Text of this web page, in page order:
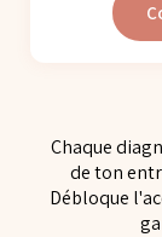
Chaque
de ton
Débloque